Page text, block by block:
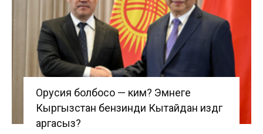
Орусия болбосо — ким? Эмнеге
Кыргызстан бензинди Кытайдан издөөгө
аргасыз?